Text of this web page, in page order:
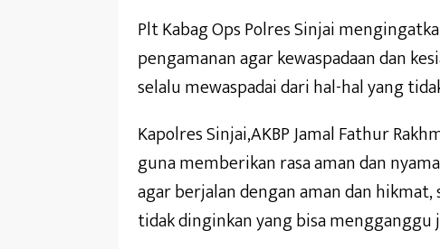
Plt Kabag Ops Polres Sinjai
pengamanan agar kewaspadaan dan
selalu mewaspadai dari hal-hal yang
Kapolres Sinjai,AKBP Jamal Fathur
guna memberikan rasa aman dan
agar berjalan dengan aman dan
tidak dinginkan yang bisa mengganggu